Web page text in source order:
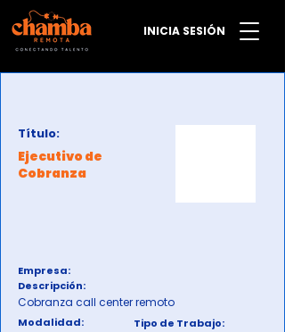
INICIA SESIÓN
Título:
Ejecutivo de
Cobranza
Empresa:
Descripción:
Cobranza call center remoto
Modalidad: Tipo de Trabajo: